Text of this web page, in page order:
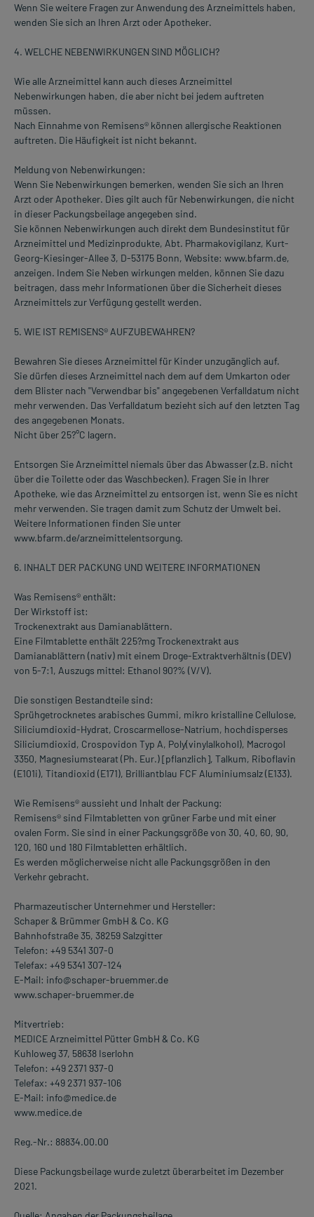
Wenn Sie weitere Fragen zur Anwendung des Arzneimittels haben,
wenden Sie sich an Ihren Arzt oder Apotheker.
4. WELCHE NEBENWIRKUNGEN SIND MÖGLICH?
Wie alle Arzneimittel kann auch dieses Arzneimittel
Nebenwirkungen haben, die aber nicht bei jedem auftreten
müssen.
Nach Einnahme von Remisens® können allergische Reaktionen
auftreten. Die Häufigkeit ist nicht bekannt.
Meldung von Nebenwirkungen:
Wenn Sie Nebenwirkungen bemerken, wenden Sie sich an Ihren
Arzt oder Apotheker. Dies gilt auch für Nebenwirkungen, die nicht
in dieser Packungsbeilage angegeben sind.
Sie können Nebenwirkungen auch direkt dem Bundesinstitut für
Arzneimittel und Medizinprodukte, Abt. Pharmakovigilanz, Kurt-
Georg-Kiesinger-Allee 3, D-53175 Bonn, Website: www.bfarm.de,
anzeigen. Indem Sie Neben wirkungen melden, können Sie dazu
beitragen, dass mehr Informationen über die Sicherheit dieses
Arzneimittels zur Verfügung gestellt werden.
5. WIE IST REMISENS® AUFZUBEWAHREN?
Bewahren Sie dieses Arzneimittel für Kinder unzugänglich auf.
Sie dürfen dieses Arzneimittel nach dem auf dem Umkarton oder
dem Blister nach "Verwendbar bis" angegebenen Verfalldatum nicht
mehr verwenden. Das Verfalldatum bezieht sich auf den letzten Tag
des angegebenen Monats.
Nicht über 25?°C lagern.
Entsorgen Sie Arzneimittel niemals über das Abwasser (z.B. nicht
über die Toilette oder das Waschbecken). Fragen Sie in Ihrer
Apotheke, wie das Arzneimittel zu entsorgen ist, wenn Sie es nicht
mehr verwenden. Sie tragen damit zum Schutz der Umwelt bei.
Weitere Informationen finden Sie unter
www.bfarm.de/arzneimittelentsorgung.
6. INHALT DER PACKUNG UND WEITERE INFORMATIONEN
Was Remisens® enthält:
Der Wirkstoff ist:
Trockenextrakt aus Damianablättern.
Eine Filmtablette enthält 225?mg Trockenextrakt aus
Damianablättern (nativ) mit einem Droge-Extraktverhältnis (DEV)
von 5-7:1, Auszugs mittel: Ethanol 90?% (V/V).
Die sonstigen Bestandteile sind:
Sprühgetrocknetes arabisches Gummi, mikro kristalline Cellulose,
Siliciumdioxid-Hydrat, Croscarmellose-Natrium, hochdisperses
Siliciumdioxid, Crospovidon Typ A, Poly(vinylalkohol), Macrogol
3350, Magnesiumstearat (Ph. Eur.) [pflanzlich], Talkum, Riboflavin
(E101i), Titandioxid (E171), Brilliantblau FCF Aluminiumsalz (E133).
Wie Remisens® aussieht und Inhalt der Packung:
Remisens® sind Filmtabletten von grüner Farbe und mit einer
ovalen Form. Sie sind in einer Packungsgröße von 30, 40, 60, 90,
120, 160 und 180 Filmtabletten erhältlich.
Es werden möglicherweise nicht alle Packungsgrößen in den
Verkehr gebracht.
Pharmazeutischer Unternehmer und Hersteller:
Schaper & Brümmer GmbH & Co. KG
Bahnhofstraße 35, 38259 Salzgitter
Telefon: +49 5341 307-0
Telefax: +49 5341 307-124
E-Mail: info@schaper-bruemmer.de
www.schaper-bruemmer.de
Mitvertrieb:
MEDICE Arzneimittel Pütter GmbH & Co. KG
Kuhloweg 37, 58638 Iserlohn
Telefon: +49 2371 937-0
Telefax: +49 2371 937-106
E-Mail: info@medice.de
www.medice.de
Reg.-Nr.: 88834.00.00
Diese Packungsbeilage wurde zuletzt überarbeitet im Dezember
2021.